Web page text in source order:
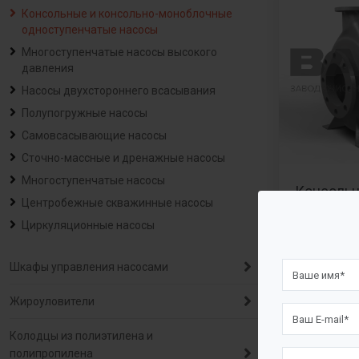
Консольные и консольно-моноблочные
одноступенчатые насосы
Многоступенчатые насосы высокого
давления
Насосы двухстороннего всасывания
Полупогружные насосы
Самовсасывающие насосы
Сточно-массные и дренажные насосы
Многоступенчатые насосы
Центробежные скважинные насосы
Циркуляционные насосы
Шкафы управления насосами
Жироуловители
Колодцы из полиэтилена и
полипропилена
NISO/